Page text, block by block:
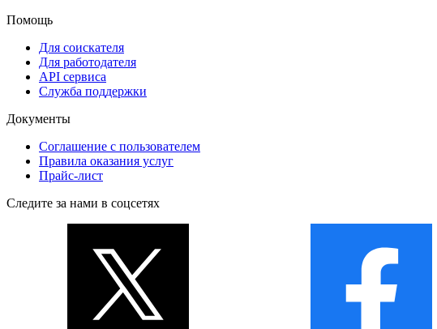
Помощь
Для соискателя
Для работодателя
API сервиса
Служба поддержки
Документы
Соглашение с пользователем
Правила оказания услуг
Прайс-лист
Следите за нами в соцсетях